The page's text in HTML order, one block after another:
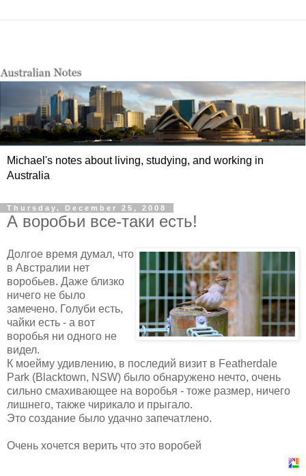
Michael's notes about living, studying, and working in
Australia
Thursday, December 25, 2008
А воробьи все-таки есть!
Долгое время думал, что
в Австралии нет
воробьев. Даже близко
ничего не было
замечено. Голуби есть,
чайки есть - а вот
воробья ни одного не
видел.
К моейму удивлению, в последий визит в Featherdale
Park (Blacktown, NSW) было обнаружено нечто, очень
сильно смахивающее на воробья - тоже размер, ничего
лишнего, также чирикало и прыгало.
Это создание было удачно запечатлено.
Очень хочется верить что это воробей